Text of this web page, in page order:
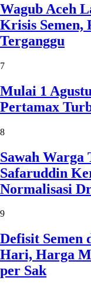
Wagub Aceh
Krisis Semen,
Terganggu
7
Mulai 1
Pertamax
8
Sawah Warga
Safaruddin
Normalisasi
9
Defisit Semen
Hari, Harga
per Sak